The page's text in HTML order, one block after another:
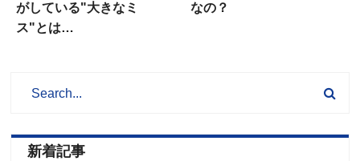
がしている"大きなミ
ス"とは…
なの？
新着記事